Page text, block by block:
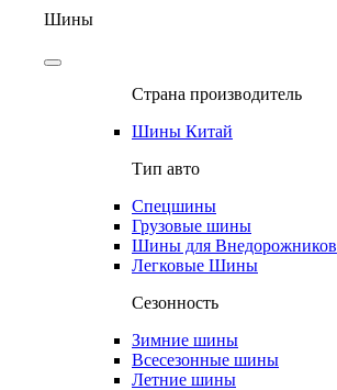
Шины
Страна производитель
Шины Китай
Тип авто
Спецшины
Грузовые шины
Шины для Внедорожников
Легковые Шины
Сезонность
Зимние шины
Всесезонные шины
Летние шины